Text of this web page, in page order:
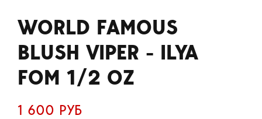
WORLD FAMOUS
BLUSH VIPER - ILYA
FOM 1/2 OZ
1 600 РУБ